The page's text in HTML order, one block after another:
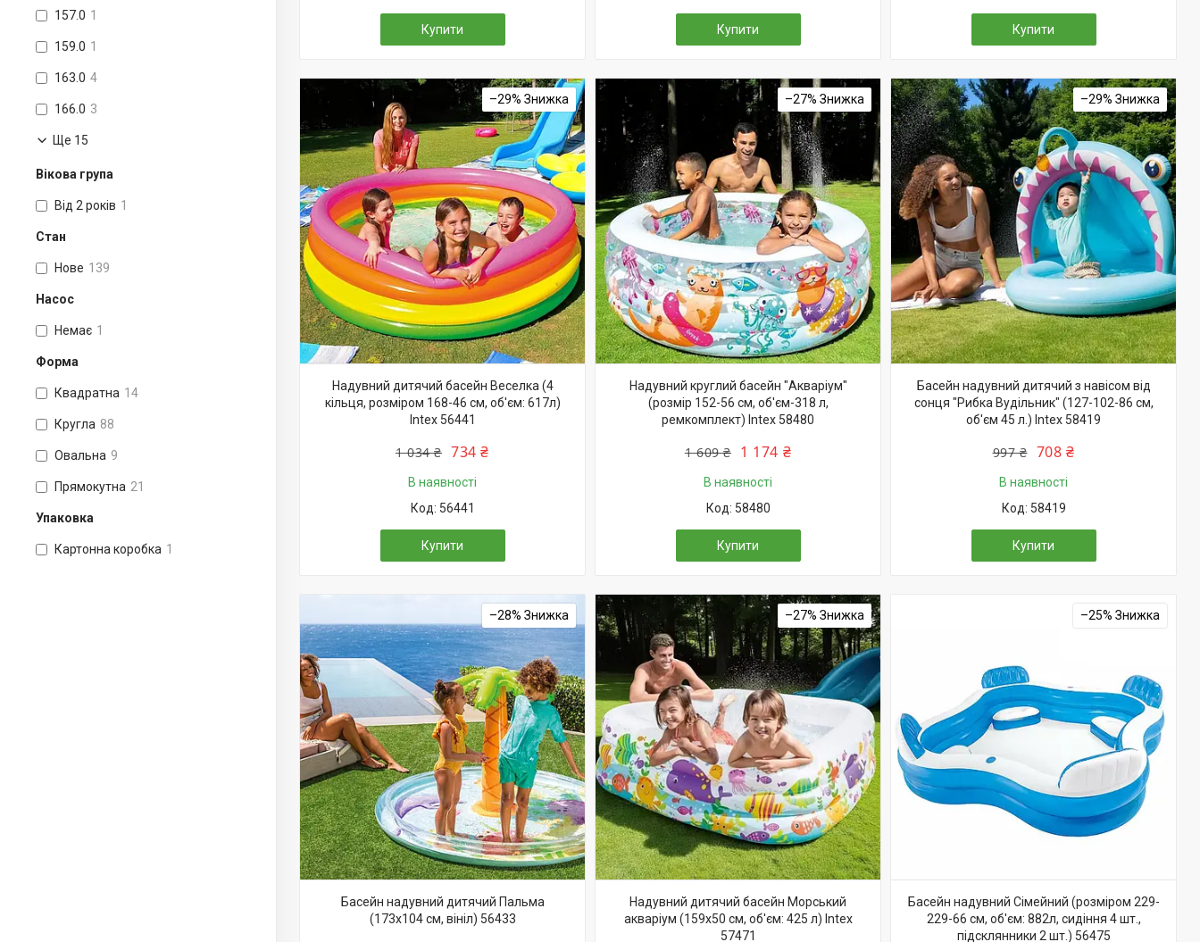
157.0 1
159.0 1
163.0 4
166.0 3
Ще 15
Вікова група
Від 2 років 1
Стан
Нове 139
Насос
Немає 1
Форма
Квадратна 14
Кругла 88
Овальна 9
Прямокутна 21
Упаковка
Картонна коробка 1
Купити Купити Купити
–29%
Надувний дитячий басейн Веселка (4
кільця, розміром 168-46 см, об'єм: 617л)
Intex 56441
1 034 ₴ 734 ₴
В наявності
56441
Купити
–27%
Надувний круглий басейн "Акваріум"
(розмір 152-56 см, об'єм-318 л,
ремкомплект) Intex 58480
1 609 ₴ 1 174 ₴
В наявності
58480
Купити
–29%
Басейн надувний дитячий з навісом від
сонця "Рибка Вудільник" (127-102-86 см,
об'єм 45 л.) Intex 58419
997 ₴ 708 ₴
В наявності
58419
Купити
–28%
Басейн надувний дитячий Пальма
(173х104 см, вініл) 56433
–27%
Надувний дитячий басейн Морський
акваріум (159х50 см, об'єм: 425 л) Intex
57471
–25%
Басейн надувний Сімейний (розміром 229-
229-66 см, об'єм: 882л, сидіння 4 шт.,
підсклянники 2 шт.) 56475